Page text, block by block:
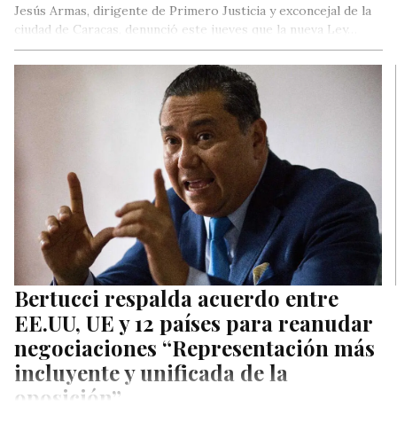
Jesús Armas, dirigente de Primero Justicia y exconcejal de la
ciudad de Caracas, denunció este jueves que la nueva Ley…
Bertucci respalda acuerdo entre
EE.UU, UE y 12 países para reanudar
negociaciones “Representación más
incluyente y unificada de la
oposición”